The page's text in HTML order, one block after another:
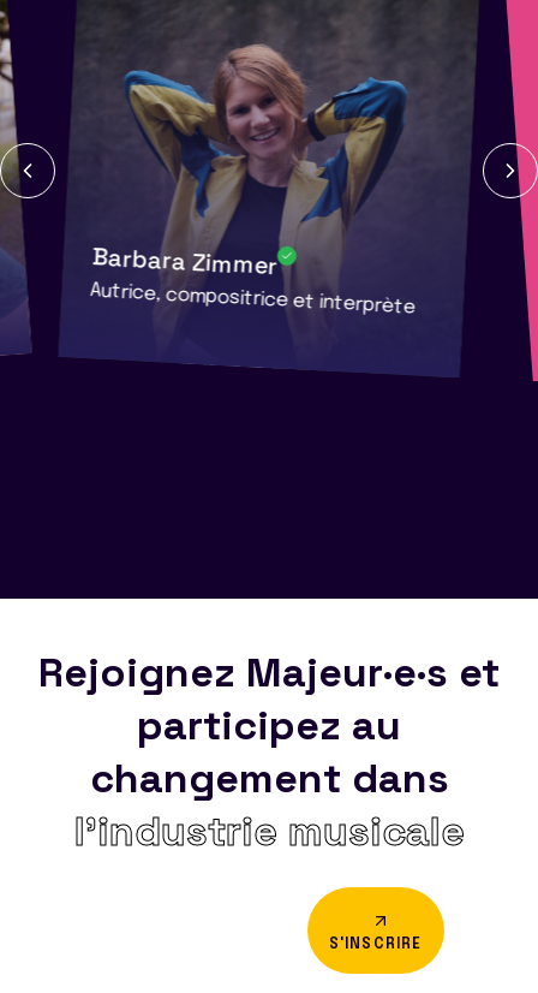
Barbara Zimmer
Autrice, compositrice et interprète
Rejoignez Majeur·e·s et
participez au
changement dans
l’industrie musicale
S'INSCRIRE